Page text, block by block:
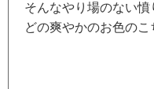
そんなやり場のない
どの爽やかのお色のこ